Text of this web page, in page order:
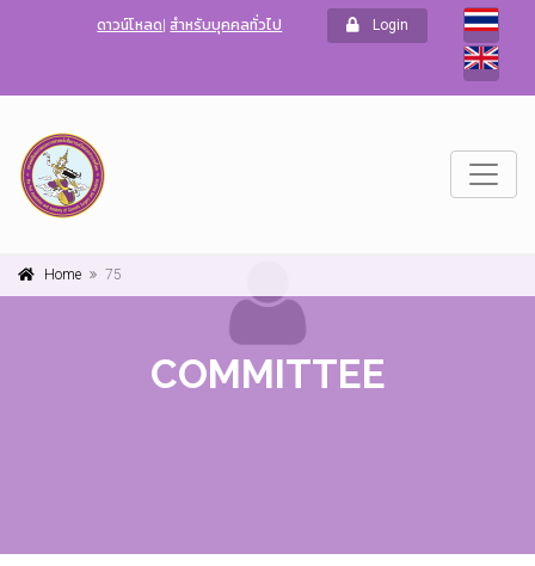
ดาวน์โหลด สำหรับบุคคลทั่วไป Login
Home 75
COMMITTEE